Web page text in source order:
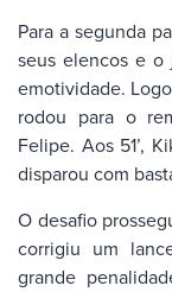
Para a segunda
seus elencos e
emotividade.
rodou para o
Felipe. Aos 51’,
disparou com
O desafio
corrigiu um
grande